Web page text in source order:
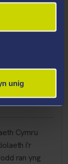
unig
Cymru
i'r
ran yng